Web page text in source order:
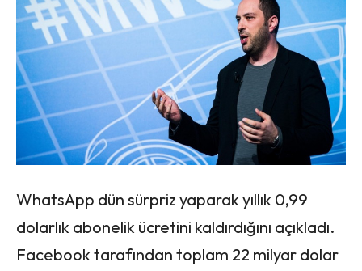
WhatsApp dün sürpriz yaparak yıllık 0,99
dolarlık abonelik ücretini kaldırdığını açıkladı.
Facebook tarafından toplam 22 milyar dolar